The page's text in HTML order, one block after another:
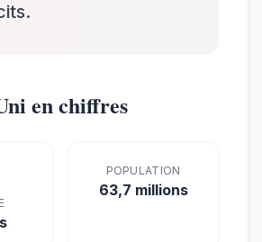
en chiffres
POPULATION
63,7 millions